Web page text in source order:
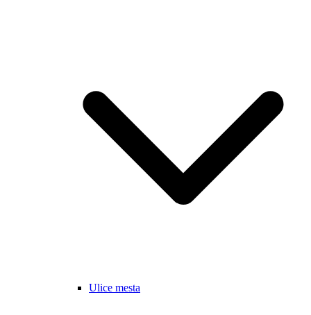
Ulice mesta